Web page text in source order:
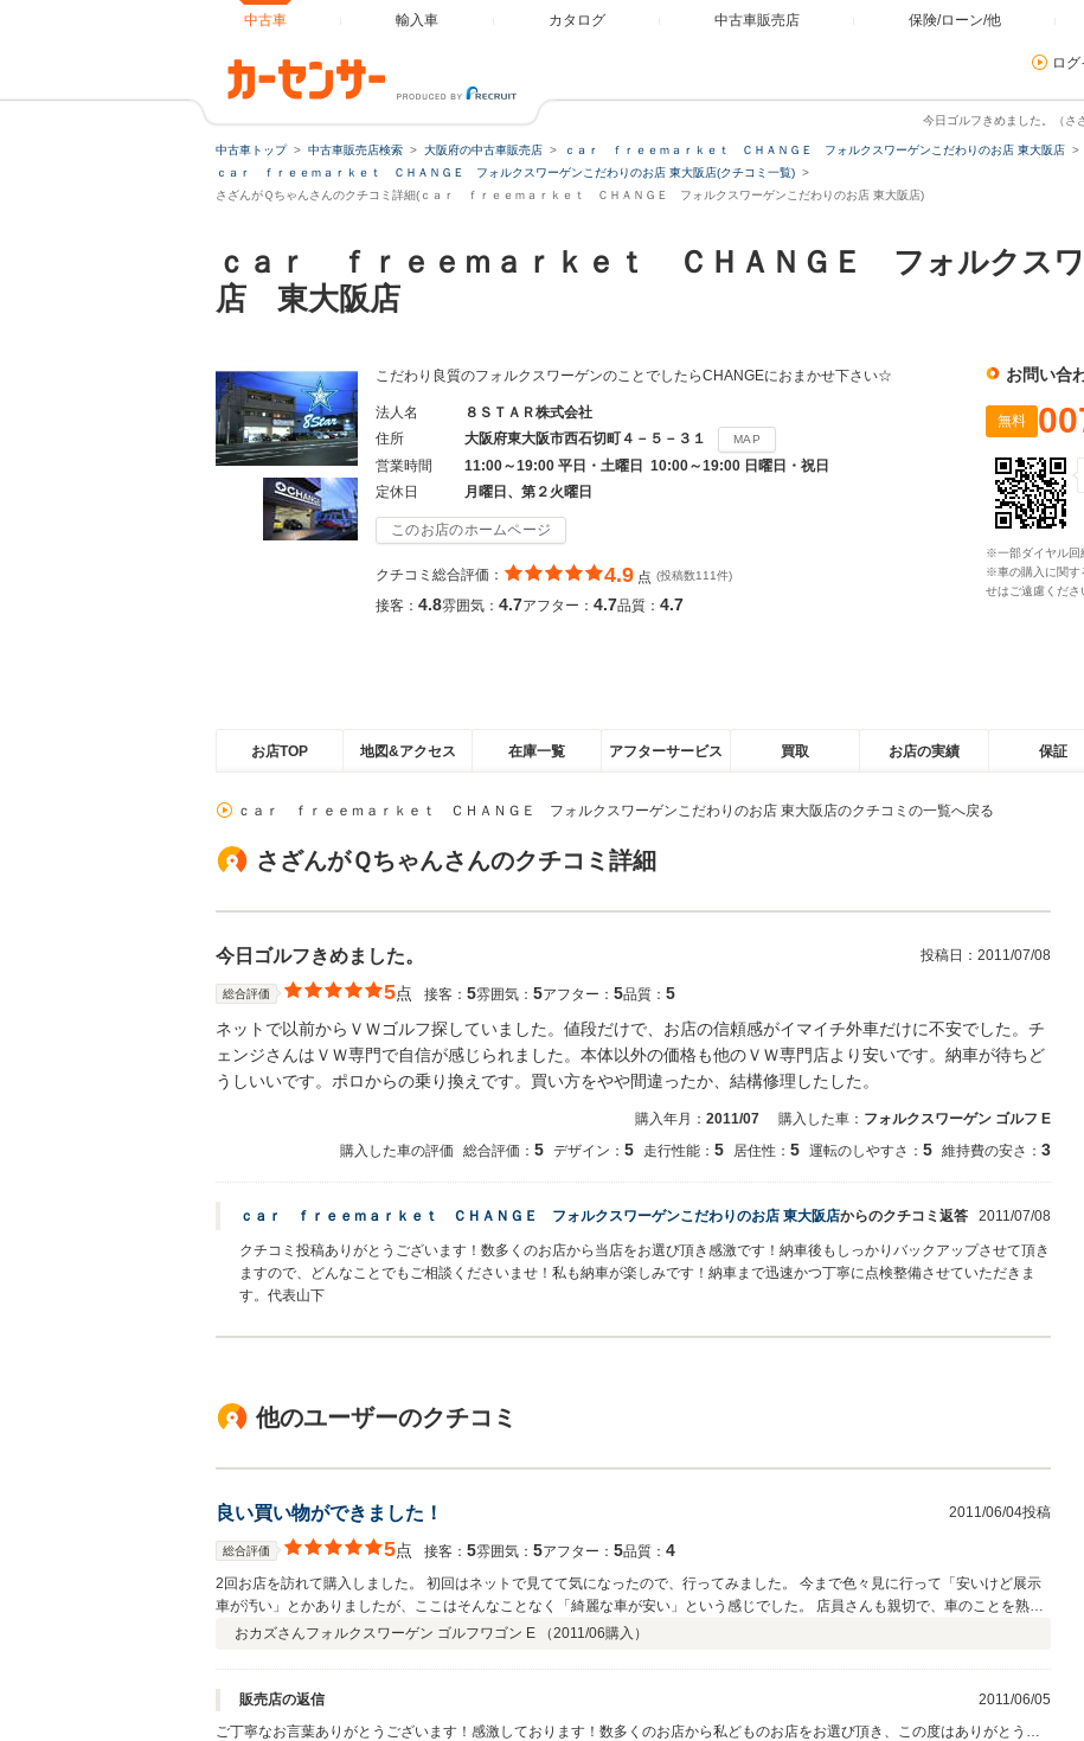
中古車 輸入車 カタログ 中古車販売店 保険/ローン/他
ログ
今日ゴルフきめました。（さ
中古車トップ 中古車販売店検索 大阪府の中古車販売店
ｃａｒ ｆｒｅｅｍａｒｋｅｔ ＣＨＡＮＧＥ フォルクスワーゲンこだわりのお店 東大阪店
ｃａｒ ｆｒｅｅｍａｒｋｅｔ ＣＨＡＮＧＥ フォルクスワーゲンこだわりのお店 東大阪店(クチコミ一覧)
さざんがＱちゃんさんのクチコミ詳細(ｃａｒ ｆｒｅｅｍａｒｋｅｔ ＣＨＡＮＧＥ フォルクスワーゲンこだわりのお店 東大阪店)
ｃａｒ ｆｒｅｅｍａｒｋｅｔ ＣＨＡＮＧＥ フォルクス
店 東大阪店
こだわり良質のフォルクスワーゲンのことでしたらCHANGEにおまかせ下さい☆
法人名
８ＳＴＡＲ株式会社
住所
大阪府東大阪市西石切町４－５－３１ MAP
営業時間
11:00～19:00 平日・土曜日 10:00～19:00 日曜日・祝日
定休日
月曜日、第２火曜日
このお店のホームページ
クチコミ総合評価： 4.9 点 (投稿数111件)
接客： 4.8雰囲気： 4.7アフター： 4.7品質： 4.7
お問い合
無料
※一部ダイヤル回
※車の購入に関す
せはご遠慮くださ
お店TOP 地図&アクセス 在庫一覧 アフターサービス 買取 お店の実績 保証
ｃａｒ ｆｒｅｅｍａｒｋｅｔ ＣＨＡＮＧＥ フォルクスワーゲンこだわりのお店 東大阪店のクチコミの一覧へ戻る
さざんがＱちゃんさんのクチコミ詳細
今日ゴルフきめました。 投稿日： 2011/07/08
総合評価 5点 接客： 5雰囲気： 5アフター： 5品質： 5
ネットで以前からＶＷゴルフ探していました。値段だけで、お店の信頼感がイマイチ外車だけに不安でした。チ
ェンジさんはＶＷ専門で自信が感じられました。本体以外の価格も他のＶＷ専門店より安いです。納車が待ちど
うしいいです。ポロからの乗り換えです。買い方をやや間違ったか、結構修理したした。
購入年月： 2011/07 購入した車： フォルクスワーゲン ゴルフ E
購入した車の評価
総合評価： 5 デザイン： 5 走行性能： 5 居住性： 5 運転のしやすさ： 5 維持費の安さ： 3
ｃａｒ ｆｒｅｅｍａｒｋｅｔ ＣＨＡＮＧＥ フォルクスワーゲンこだわりのお店 東大阪店からのクチコミ返答 2011/07/08
クチコミ投稿ありがとうございます！数多くのお店から当店をお選び頂き感激です！納車後もしっかりバックアップさせて頂き
ますので、どんなことでもご相談くださいませ！私も納車が楽しみです！納車まで迅速かつ丁寧に点検整備させていただきま
す。代表山下
他のユーザーのクチコミ
良い買い物ができました！ 2011/06/04投稿
総合評価 5点 接客： 5雰囲気： 5アフター： 5品質： 4
2回お店を訪れて購入しました。 初回はネットで見てて気になったので、行ってみました。 今まで色々見に行って「安いけど展示
車が汚い」とかありましたが、ここはそんなことなく「綺麗な車が安い」という感じでした。 店員さんも親切で、車のことを熟知
されていて安心できました。素人の質問にも丁寧にお答えいただき、プロとしての自信も感じました。 妻とも「ココに相談しよ
良い事も悪いことも教えてもらったので、安心して購入にいたりました。 またメンテナンスの相談等あればお伺いしたいと思いま
す。 ありがとうございました！
おカズさんフォルクスワーゲン ゴルフワゴン E （2011/06購入）
販売店の返信
2011/06/05
ご丁寧なお言葉ありがとうございます！感激しております！数多くのお店から私どものお店をお選び頂き、この度はありがとうご